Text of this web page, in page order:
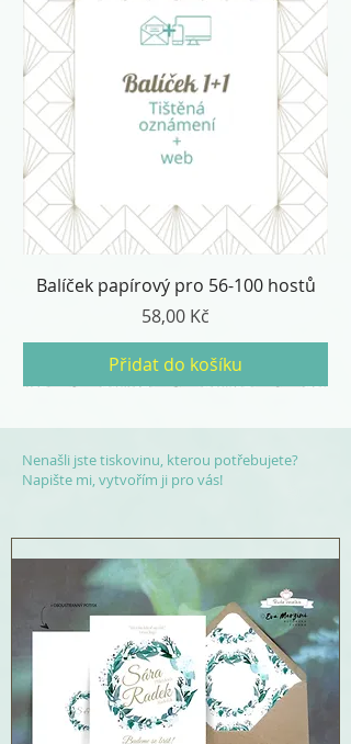
Balíček papírový pro 56-100 hostů
Cena
58,00 Kč
Přidat do košíku
Balíček digitální pro 15-30 hostů
Balíček papírový pro 30-55 hostů
Balíček digitální pro 15-100 a více
web Maxi /1 rok
web Midi /1 rok
web Basic /1 rok
Nenašli jste tiskovinu, kterou potřebujete?
Napište mi, vytvořím ji pro vás!